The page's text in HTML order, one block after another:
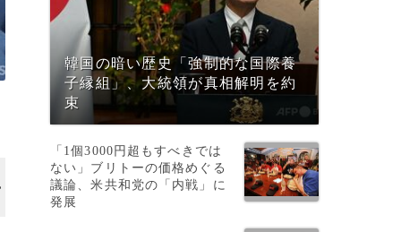
韓国の暗い歴史「強制的な国際養
子縁組」、大統領が真相解明を約
束
「1個3000円超もすべきでは
ない」ブリトーの価格めぐる
議論、米共和党の「内戦」に
発展